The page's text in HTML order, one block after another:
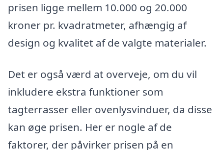
prisen ligge mellem 10.000 og 20.000
kroner pr. kvadratmeter, afhængig af
design og kvalitet af de valgte materialer.
Det er også værd at overveje, om du vil
inkludere ekstra funktioner som
tagterrasser eller ovenlysvinduer, da disse
kan øge prisen. Her er nogle af de
faktorer, der påvirker prisen på en